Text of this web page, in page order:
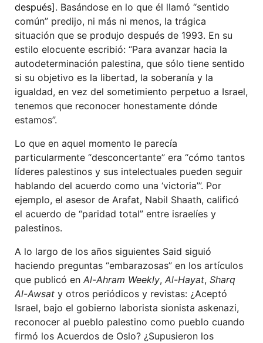
después]. Basándose en lo que él llamó “sentido
común” predijo, ni más ni menos, la trágica
situación que se produjo después de 1993. En su
estilo elocuente escribió: “Para avanzar hacia la
autodeterminación palestina, que sólo tiene sentido
si su objetivo es la libertad, la soberanía y la
igualdad, en vez del sometimiento perpetuo a Israel,
tenemos que reconocer honestamente dónde
estamos”.
Lo que en aquel momento le parecía
particularmente “desconcertante” era “cómo tantos
líderes palestinos y sus intelectuales pueden seguir
hablando del acuerdo como una ‘victoria’”. Por
ejemplo, el asesor de Arafat, Nabil Shaath, calificó
el acuerdo de “paridad total” entre israelíes y
palestinos.
A lo largo de los años siguientes Said siguió
haciendo preguntas “embarazosas” en los artículos
que publicó en Al-Ahram Weekly, Al-Hayat, Sharq
Al-Awsat y otros periódicos y revistas: ¿Aceptó
Israel, bajo el gobierno laborista sionista askenazi,
reconocer al pueblo palestino como pueblo cuando
firmó los Acuerdos de Oslo? ¿Supusieron los